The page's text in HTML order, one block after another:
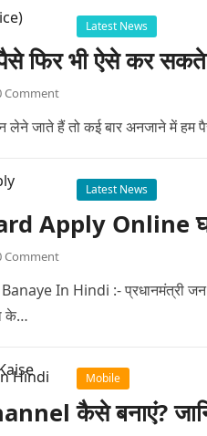
Latest News
फिर भी ऐसे कर
Comment
लेने जाते हैं तो कई बार अनजाने में
Latest News
Apply Online घर
Comment
In Hindi :- प्रधानमंत्री जन
के…
Mobile
कैसे बनाएं?